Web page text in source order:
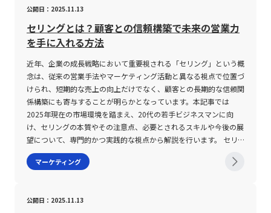
から、理論上は一方の価格変動に連動してもう一方の需要が変化し
ない。具体例としては、傘とおにぎりといった全く関連のない商品
の関係が挙げられる。天候の変動やその他の要因により傘の価格が
変動しても、おにぎりの需要に影響が及ばないという性質がある。
これらの財の性質は、消費者の選好や市場環境の変化に応じて、企
業が製品ラインナップや価格戦略を検討する際の重要な指標とな
る。また、経済学におけるスルツキー分解の手法を用いることで、
価格変動がもたらす代替効果と所得効果を定量的に分析し、完全代
替財や完全補完財における特性を明確に理解することができる。
各財の注意点 代替財に関して注意すべき点は、市場における商品
間の代替性が必ずしも均一でないという実情である。完全代替財は
代替財として分類される。粗代替財の場合、価格変動の影響は消費
市場調査を通じて各製品の代替性を定量的に把握し、価格戦略やプ
が挙げられます。 また、ロングテール戦略は、単なる多品種展開
にとどまらず、オンラインショッピングサイトにおける先進の
UI（ユーザーインターフェース）や検索機能の充実、さらには
DMP（データマネージメントプラットフォーム）やMA（マーケテ
ィングオートメーション）などのテクノロジーを活用することによ
り、顧客が自らの興味や嗜好に応じた商品を容易に発見できる仕組
みを提供する点に強みがあります。 このように、ロングテール戦
略は、従来のパレートの法則に挑戦する形で、新たな市場価値を創
出するための有効な手段として、企業の経営戦略の一翼を担ってい
ます。市場が成熟し、競合が激化する現代において、単一の売れ筋
商品に依存しない多面的な販売チャネルの構築は、持続可能な収益
モデルの実現に欠かせない要素となっています。 ロングテール戦
略の注意点 ロングテール戦略の導入にあたっては、いくつかの課
載、情報更新、さらには物流面でのオペレーション管理に大きな負
導入や販売促進を担当する職種を指します。具体的には、ユーザー
が求める価値を具現化するための市場調査、ユーザーニーズの特
定、プロダクトのポジショニングの設定、さらに売り出し方の戦略
立案を担います。これにより、単なる製品開発だけではなく、その
製品が市場で正しく評価され、持続的に成長していくための要素を
包括的に管理する役割を持ちます。 従来、プロダクトの企画や開
発を主導するPdM（プロダクトマネージャー）や、プロジェクト
全体の進行管理を担うPM（プロジェクトマネージャー）と比較す
ると、PMMはさらにマーケティングやセールス、顧客サポートと
いったビジネスサイドの統括に重点を置いています。市場における
競争優位性を確立するためには、技術面の優位性だけではなく、ユ
ーザーへの訴求方法やブランドポジショニングの明確さが不可欠と
なります。PMMはこの点において、プロダクトの価値提案を明確化
は単独で業務を完結させるのではなく、エンジニア、デザイナー、
公開日：2025.11.13
セリングとは？顧客との信頼構築で未来の営業力
を手に入れる方法
近年、企業の成長戦略において重要視される「セリング」という概
念は、従来の営業手法やマーケティング活動と異なる視点で位置づ
けられ、短期的な売上の向上だけでなく、顧客との長期的な信頼関
係構築にも寄与することが明らかとなっています。本記事では
2025年現在の市場環境を踏まえ、20代の若手ビジネスマンに向
け、セリングの本質やその注意点、必要とされるスキルや今後の展
望について、専門的かつ実践的な視点から解説を行います。 セリ
ングとは セリングとは、企業が持つ商品やサービスを直接顧客に
提案し、短期的な売上の確保を目的とした営業活動全般を指しま
るという性質を持ちます。このセリングのアプローチは、売り手主
マーケティング
公開日：2025.11.13